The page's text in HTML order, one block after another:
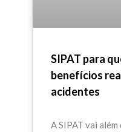
SIPAT para
benefícios
acidentes
A SIPAT vai